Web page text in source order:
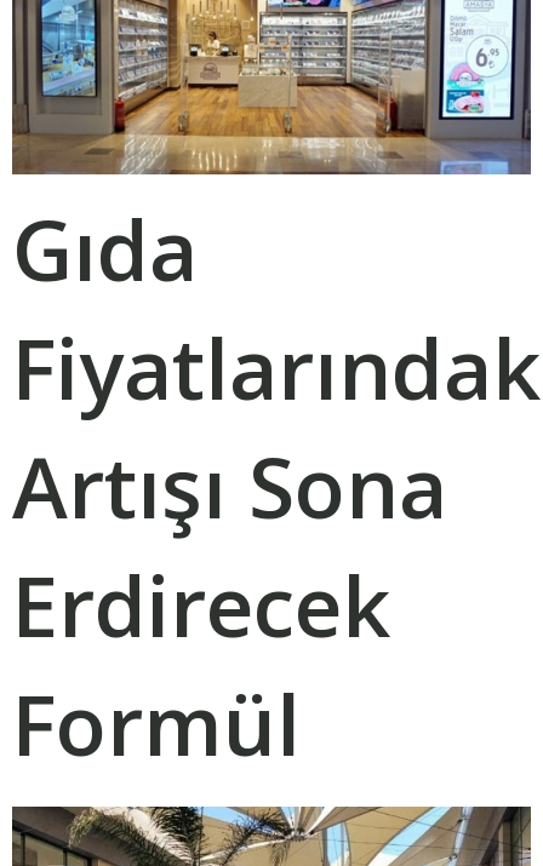
Gıda
Artışı Sona
Erdirecek
Formül